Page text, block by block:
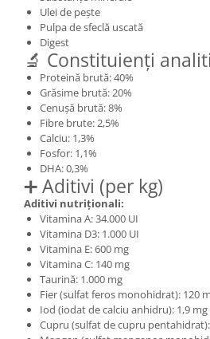
Ulei de pește
Pulpa de sfeclă uscată
Digest
🔬 Constituienți
Proteină brută: 40%
Grăsime brută: 20%
Cenușă brută: 8%
Fibre brute: 2,5%
Calciu: 1,3%
Fosfor: 1,1%
DHA: 0,3%
➕ Aditivi (per kg)
Aditivi nutriționali:
Vitamina A: 34.000 UI
Vitamina D3: 1.000 UI
Vitamina E: 600 mg
Vitamina C: 140 mg
Taurină: 1.000 mg
Fier (sulfat feros monohidrat): 120
Iod (iodat de calciu anhidru): 1,9 mg
Cupru (sulfat de cupru